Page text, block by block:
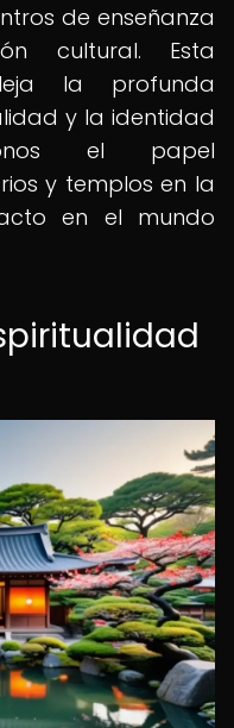
de enseñanza
cultural. Esta
la profunda
y la identidad
el papel
y templos en la
en el mundo